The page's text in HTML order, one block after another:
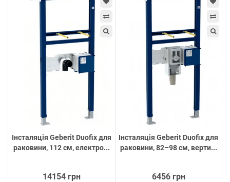
Інсталяція Geberit Duofix для
раковини, 112 см, електро...
14154 грн
Інсталяція Geberit Duofix для
раковини, 82–98 см, верти...
6456 грн